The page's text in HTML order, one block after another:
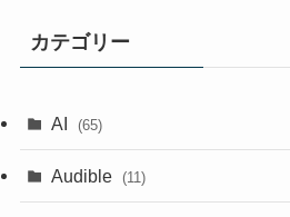
カテゴリー
AI (65)
Audible (11)